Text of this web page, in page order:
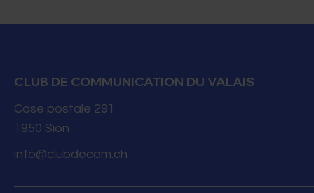
CLUB DE COMMUNICATION DU VALAIS
Case postale 291
1950 Sion
info@clubdecom.ch